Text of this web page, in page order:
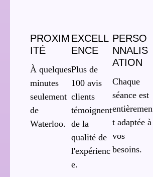
PROXIM
ITÉ
À quelques
minutes
seulement
de
Waterloo.
EXCELL
ENCE
Plus de
100 avis
clients
témoignent
de la
qualité de
l'expérienc
e.
PERSO
NNALIS
ATION
Chaque
séance est
entièremen
t adaptée à
vos
besoins.